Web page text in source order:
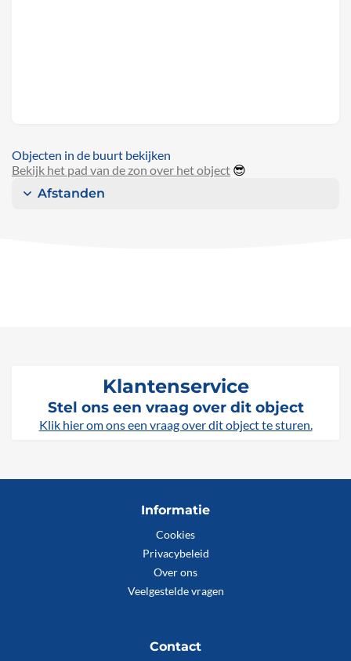
Objecten in de buurt bekijken
Bekijk het pad van de zon over het object 😎
Afstanden
Klantenservice
Stel ons een vraag over dit object
Klik hier om ons een vraag over dit object te sturen.
Informatie
Cookies
Privacybeleid
Over ons
Veelgestelde vragen
Contact